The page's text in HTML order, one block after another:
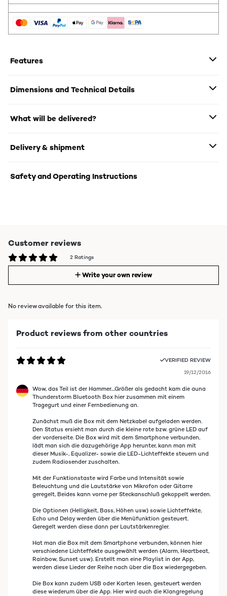
Features
Dimensions and Technical Details
What will be delivered?
Delivery & shipment
Safety and Operating Instructions
Customer reviews
2 Ratings
Write your own review
No review available for this item.
Product reviews from other countries
VERIFIED REVIEW
19/12/2016
Wow, das Teil ist der Hammer....Größer als gedacht kam die auna
Thunderstorm Bluetooth Box hier zusammen mit einem
Tragegurt und einer Fernbedienung an.
Zunächst muß die Box mit dem Netzkabel aufgeladen werden.
Den Status ersieht man durch die kleine rote bzw. grüne LED auf
der vorderseite. Die Box wird mit dem Smartphone verbunden,
lädt man sich die dazugehörige App herunter, kann man mit
dieser Musik-, Equalizer- sowie die LED-Lichteffekte steuern und
zudem Radiosender zuschalten.
Mit der Funktionstaste wird Farbe und Intensität sowie
Beleuchtung und die Lautstärke von Mikrofon oder Gitarre
geregelt, Beides kann vorne per Steckanschluß gekoppelt werden.
Die Optionen (Helligkeit, Bass, Höhen usw) sowie Lichteffekte,
Echo und Delay werden über die Menüfunktion gesteuert.
Geregelt werden diese dann per Lautstärkenregler.
Hat man die Box mit dem Smartphone verbunden, können hier
verschiedene Lichteffekte ausgewählt werden (Alarm, Heartbeat,
Rainbow, Sunset usw). Erstellt man eine Playlist in der App,
werden diese Lieder der Reihe nach über die Box wiedergegeben.
Die Box kann zudem USB oder Karten lesen, gesteuert werden
diese wiederum über die App. Hier wird auch die Klangregelung